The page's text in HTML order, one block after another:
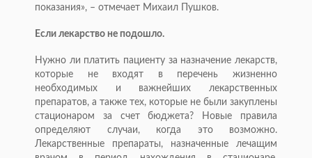
показания», – отмечает Михаил Пушков.
Если лекарство не подошло.
Нужно ли платить пациенту за назначение лекарств,
которые не входят в перечень жизненно
необходимых и важнейших лекарственных
препаратов, а также тех, которые не были закуплены
стационаром за счет бюджета? Новые правила
определяют случаи, когда это возможно.
Лекарственные препараты, назначенные лечащим